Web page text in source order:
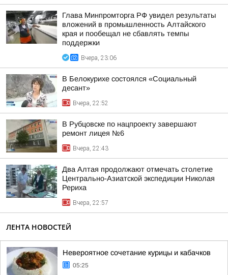
Глава Минпромторга РФ увидел результаты
вложений в промышленность Алтайского
края и пообещал не сбавлять темпы
поддержки
Вчера, 23:06
В Белокурихе состоялся «Социальный
десант»
Вчера, 22:52
В Рубцовске по нацпроекту завершают
ремонт лицея №6
Вчера, 22:43
Два Алтая продолжают отмечать столетие
Центрально-Азиатской экспедиции Николая
Рериха
Вчера, 22:57
ЛЕНТА НОВОСТЕЙ
Невероятное сочетание курицы и кабачков
05:25